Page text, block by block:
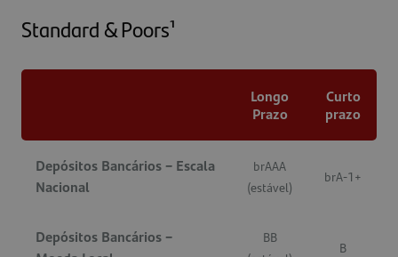
Standard & Poors¹
Longo
Prazo
Curto
prazo
Depósitos Bancários – Escala
Nacional
brAAA
(estável)
brA-1+
Depósitos Bancários –
BB
B